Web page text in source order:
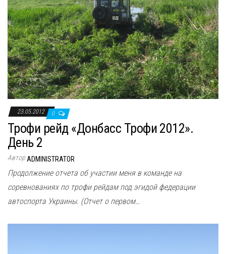
23.05.2012 0
Трофи рейд «Донбасс Трофи 2012».
День 2
АвторADMINISTRATOR
Продолжение отчета об участии меня в команде на
соревнованиях по трофи рейдам под эгидой федерации
автоспорта Украины. (Отчет о первом…